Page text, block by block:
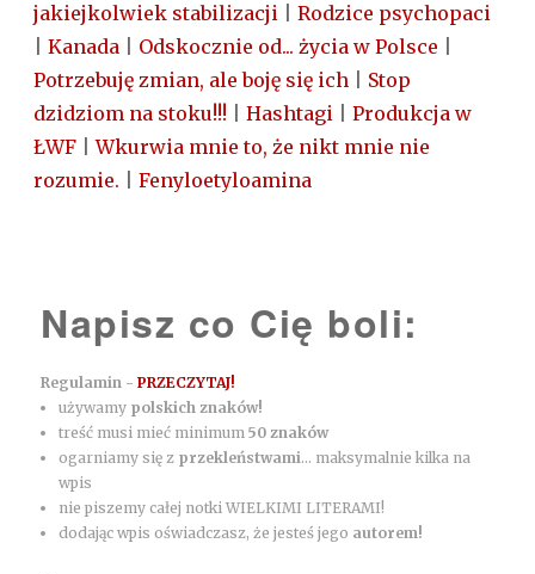
jakiejkolwiek stabilizacji
Rodzice psychopaci
Kanada Odskocznie od... życia w Polsce
Potrzebuję zmian, ale boję się ich
Stop
dzidziom na stoku!!!
Hashtagi
Produkcja w
ŁWF |Wkurwia mnie to, że nikt mnie nie
rozumie.
Fenyloetyloamina
Napisz co Cię boli:
Regulamin -PRZECZYTAJ!
używamy polskich znaków!
treść musi mieć minimum50 znaków
ogarniamy się z przekleństwami... maksymalnie kilka na
wpis
nie piszemy całej notki WIELKIMI LITERAMI!
dodając wpis oświadczasz, że jesteś jego autorem!